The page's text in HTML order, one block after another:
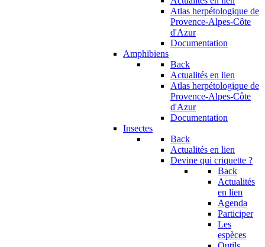
Atlas herpétologique de
Provence-Alpes-Côte
d'Azur
Documentation
Amphibiens
Back
Actualités en lien
Atlas herpétologique de
Provence-Alpes-Côte
d'Azur
Documentation
Insectes
Back
Actualités en lien
Devine qui criquette ?
Back
Actualités
en lien
Agenda
Participer
Les
espèces